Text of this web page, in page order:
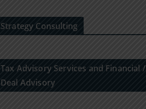
Strategy Consulting
Tax Advisory Services and Financial /
Deal Advisory